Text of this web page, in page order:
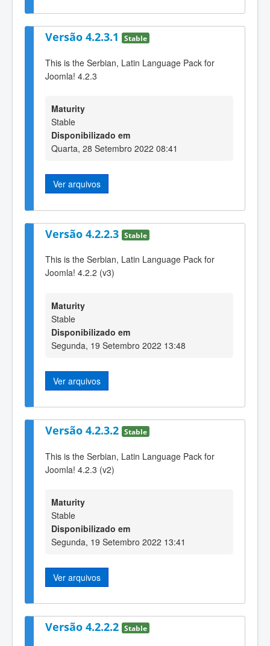
Versão 4.2.3.1 Stable
This is the Serbian, Latin Language Pack for
Joomla! 4.2.3
Maturity
Stable
Disponibilizado em
Quarta, 28 Setembro 2022 08:41
Ver arquivos
Versão 4.2.2.3 Stable
This is the Serbian, Latin Language Pack for
Joomla! 4.2.2 (v3)
Maturity
Stable
Disponibilizado em
Segunda, 19 Setembro 2022 13:48
Ver arquivos
Versão 4.2.3.2 Stable
This is the Serbian, Latin Language Pack for
Joomla! 4.2.3 (v2)
Maturity
Stable
Disponibilizado em
Segunda, 19 Setembro 2022 13:41
Ver arquivos
Versão 4.2.2.2 Stable